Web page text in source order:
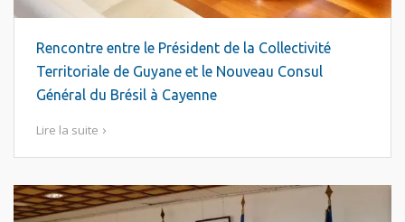
Rencontre entre le Président de la Collectivité
Territoriale de Guyane et le Nouveau Consul
Général du Brésil à Cayenne
Lire la suite